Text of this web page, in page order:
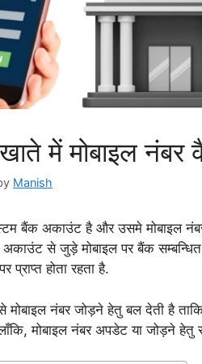
में मोबाइल
Manish
बैंक अकाउंट है और उसमे मोबाइल
अकाउंट से जुड़े मोबाइल पर बैंक
होता रहता है.
नंबर जोड़ने हेतु बल देती है
मोबाइल नंबर अपडेट या जोड़ने हेतु